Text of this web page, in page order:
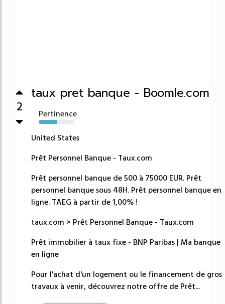
2
taux pret banque - Boomle.com
Pertinence
51%
United States
Prêt Personnel Banque - Taux.com
Prêt personnel banque de 500 à 75000 EUR. Prêt
personnel banque sous 48H. Prêt personnel banque en
ligne. TAEG à partir de 1,00% !
taux.com > Prêt Personnel Banque - Taux.com
Prêt immobilier à taux fixe - BNP Paribas | Ma banque
en ligne
Pour l'achat d'un logement ou le financement de gros
travaux à venir, découvrez notre offre de Prêt...